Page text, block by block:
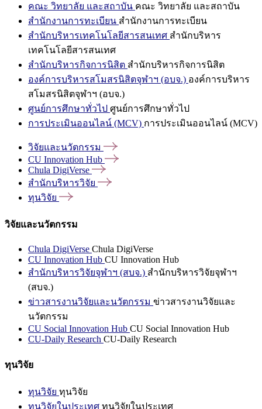
คณะ วิทยาลัย และสถาบัน คณะ วิทยาลัย และสถาบัน
สำนักงานการทะเบียน สำนักงานการทะเบียน
สำนักบริหารเทคโนโลยีสารสนเทศ สำนักบริหาร
เทคโนโลยีสารสนเทศ
สำนักบริหารกิจการนิสิต สำนักบริหารกิจการนิสิต
องค์การบริหารสโมสรนิสิตจุฬาฯ (อบจ.) องค์การบริหาร
สโมสรนิสิตจุฬาฯ (อบจ.)
ศูนย์การศึกษาทั่วไป ศูนย์การศึกษาทั่วไป
การประเมินออนไลน์ (MCV) การประเมินออนไลน์ (MCV)
วิจัยและนวัตกรรม
CU Innovation Hub
Chula DigiVerse
สำนักบริหารวิจัย
ทุนวิจัย
วิจัยและนวัตกรรม
Chula DigiVerse Chula DigiVerse
CU Innovation Hub CU Innovation Hub
สำนักบริหารวิจัยจุฬาฯ (สบจ.) สำนักบริหารวิจัยจุฬาฯ
(สบจ.)
ข่าวสารงานวิจัยและนวัตกรรม ข่าวสารงานวิจัยและ
นวัตกรรม
CU Social Innovation Hub CU Social Innovation Hub
CU-Daily Research CU-Daily Research
ทุนวิจัย
ทุนวิจัย ทุนวิจัย
ทุนวิจัยในประเทศ ทุนวิจัยในประเทศ